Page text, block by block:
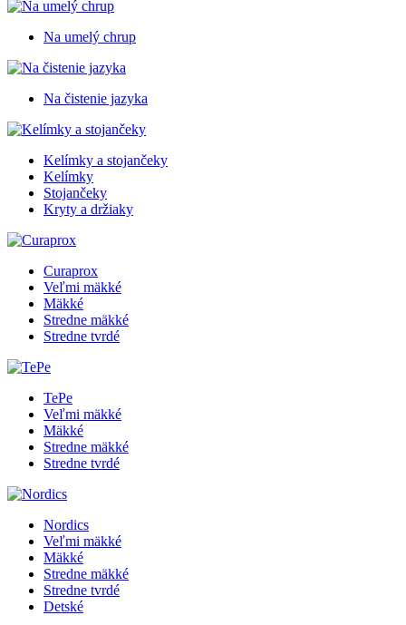
Na umelý chrup
Na čistenie jazyka
Kelímky a stojančeky
Kelímky
Stojančeky
Kryty a držiaky
Curaprox
Veľmi mäkké
Mäkké
Stredne mäkké
Stredne tvrdé
TePe
Veľmi mäkké
Mäkké
Stredne mäkké
Stredne tvrdé
Nordics
Veľmi mäkké
Mäkké
Stredne mäkké
Stredne tvrdé
Detské